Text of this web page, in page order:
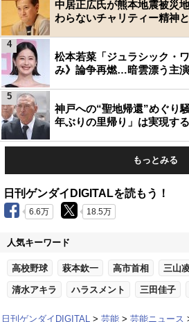
中居正広氏が熊本地震被災
わらないチャリティー精神
松本若菜「ジュラシック・
み》論争再燃…暗雲漂う主
4
神戸への“聖地帰還”めぐり
年ぶりの里帰り」は実現す
5
もっとみる
日刊ゲンダイDIGITALを読もう！
6.6万 18.5万
人気キーワード
高校野球 萩本欽一 高市首相 三山
清水アキラ ハラスメント 三田佳子
日刊ゲンダイDIGITAL 芸能 芸能ニュース